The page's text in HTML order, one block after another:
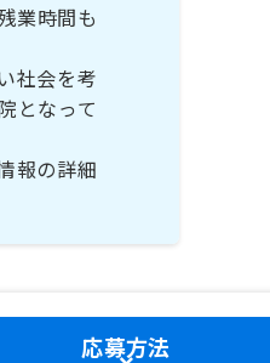
業時間も
社会を考
となって
報の詳細
応募方法